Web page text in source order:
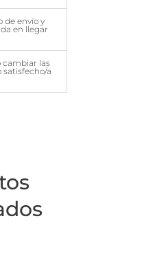
de envío y
en llegar
cambiar las
satisfecho/a